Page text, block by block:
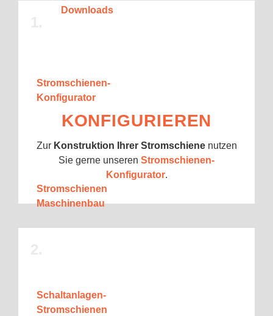
Downloads
Stromschienen-
Konfigurator
Stromschienen
Maschinenbau
Schaltanlagen-
Stromschienen
KONFIGURIEREN
Zur Konstruktion Ihrer Stromschienenutzen
Sie gerne unseren Stromschienen-
Konfigurator.